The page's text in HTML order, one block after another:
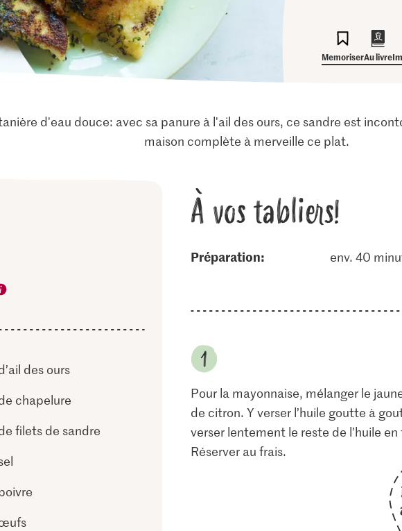
MemoriserAu livre
d'eau douce: avec sa panure à l'ail des ours, ce sandre est
maison complète à merveille ce plat.
des ours
chapelure
filets de sandre
À vos tabliers!
Préparation: env. 40
Pour la mayonnaise, mélanger le
de citron. Y verser l’huile goutte à
verser lentement le reste de l’huile
Réserver au frais.